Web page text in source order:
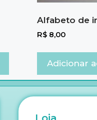
Alfabeto de
R$ 8,00
Adicionar